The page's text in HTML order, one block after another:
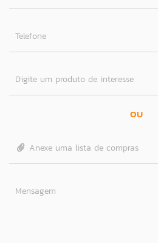
Telefone
Digite um produto de interesse
OU
Anexe uma lista de compras
Mensagem